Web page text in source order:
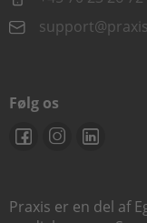
Følg os
Praxis er en del af